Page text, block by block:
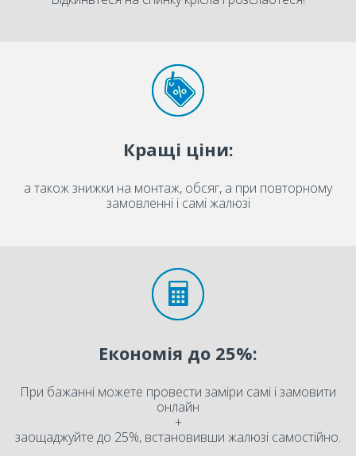
Кращі ціни:
а також знижки на монтаж, обсяг, а при повторному
замовленні і самі жалюзі
Економія до 25%:
При бажанні можете провести заміри самі і замовити
онлайн
+
заощаджуйте до 25%, встановивши жалюзі самостійно.